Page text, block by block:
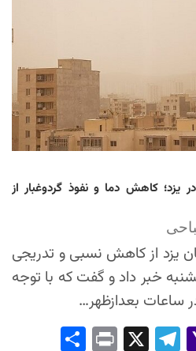
کاهش دما و نفوذ گردوغبار از
یزد از کاهش نسبی و تدریجی
خبر داد و گفت که با توجه
ساعات بعدازظهر…
Yah
Tel
Pri